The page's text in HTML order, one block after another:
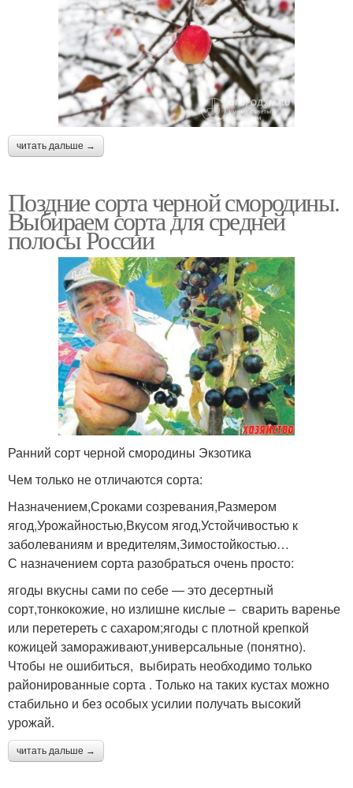
читать дальше →
Поздние сорта черной смородины.
Выбираем сорта для средней
полосы России
Ранний сорт черной смородины Экзотика
Чем только не отличаются сорта:
Назначением,Сроками созревания,Размером
ягод,Урожайностью,Вкусом ягод,Устойчивостью к
заболеваниям и вредителям,Зимостойкостью…
С назначением сорта разобраться очень просто:
ягоды вкусны сами по себе — это десертный
сорт,тонкокожие, но излишне кислые – сварить варенье
или перетереть с сахаром;ягоды с плотной крепкой
кожицей замораживают,универсальные (понятно).
Чтобы не ошибиться, выбирать необходимо только
районированные сорта . Только на таких кустах можно
стабильно и без особых усилии получать высокий
урожай.
читать дальше →